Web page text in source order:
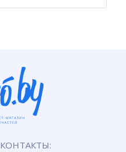
КОНТАКТЫ: